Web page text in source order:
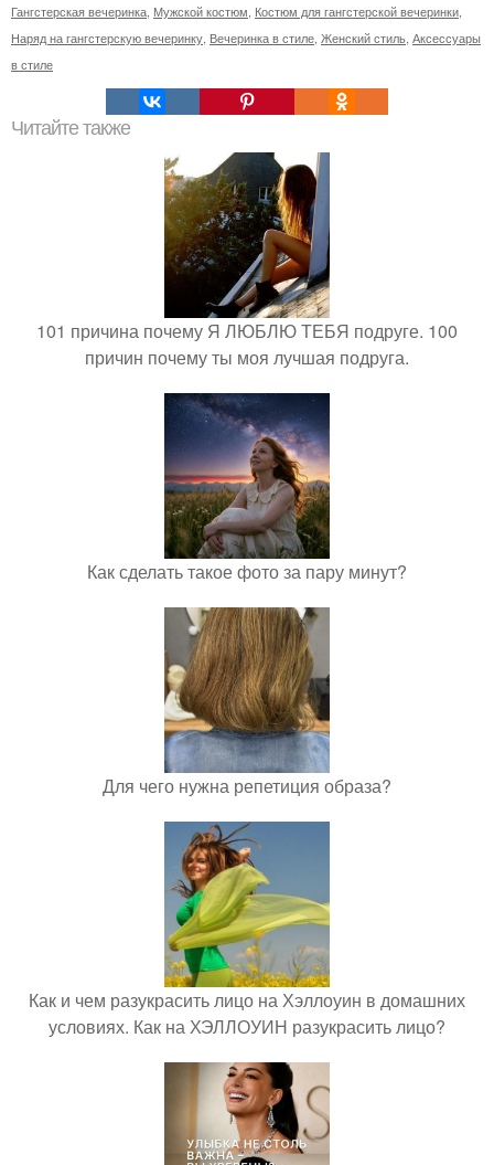
Гангстерская вечеринка Мужской костюм Костюм для гангстерской вечеринки
Наряд на гангстерскую вечеринку Вечеринка в стиле Женский стиль Аксессуары
в стиле
Читайте также
101 причина почему Я ЛЮБЛЮ ТЕБЯ подруге. 100
причин почему ты моя лучшая подруга.
Как сделать такое фото за пару минут?
Для чего нужна репетиция образа?
Как и чем разукрасить лицо на Хэллоуин в домашних
условиях. Как на ХЭЛЛОУИН разукрасить лицо?